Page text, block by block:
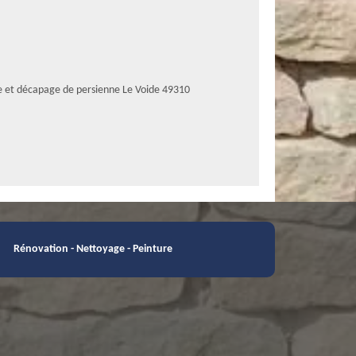
et décapage de persienne Le Voide 49310
Rénovation - Nettoyage - Peinture